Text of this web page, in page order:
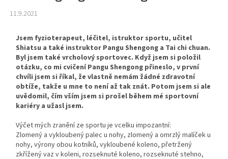
11.9.2021
Jsem fyzioterapeut, léčitel, istruktor sportu, učitel
Shiatsu a také instruktor Pangu Shengong a Tai chi chuan.
Byl jsem také vrcholový sportovec. Když jsem si položil
otázku, co mi cvičení Pangu Shengong přineslo, v první
chvíli jsem si říkal, že vlastně nemám žádné zdravotní
obtíže, takže u mne to není až tak znát. Potom jsem si ale
uvědomil, čím vším jsem si prošel během mé sportovní
kariéry a užasl jsem.
Výčet mých zranění ze sportu je vcelku impozantní:
Zlomený a vykloubený palec u nohy, zlomený a omrzlý malíček u
nohy, výrony obou kotníků, vykloubené koleno, přetržený
zkřížený vaz v koleni, rozseknuté koleno, rozseknuté stehno,